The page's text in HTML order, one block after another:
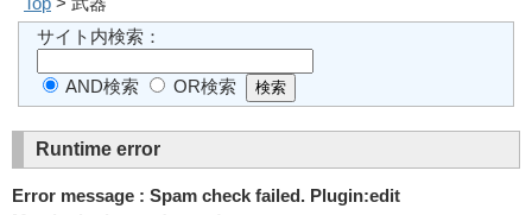
サイト内検索：
AND検索 OR検索
Runtime error
Error message : Spam check failed. Plugin:edit